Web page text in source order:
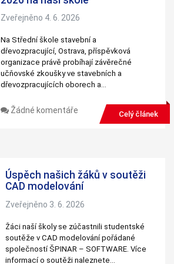
Zveřejněno 4. 6. 2026
Na Střední škole stavební a
dřevozpracující, Ostrava, příspěvková
organizace právě probíhají závěrečné
učňovské zkoušky ve stavebních a
dřevozpracujících oborech a…
Žádné komentáře Celý článek
Úspěch našich žáků v soutěži
CAD modelování
Zveřejněno 3. 6. 2026
Žáci naší školy se zúčastnili studentské
soutěže v CAD modelování pořádané
společností ŠPINAR – SOFTWARE. Více
informací o soutěži naleznete…
personalizovaného
obsahu a nabídek.